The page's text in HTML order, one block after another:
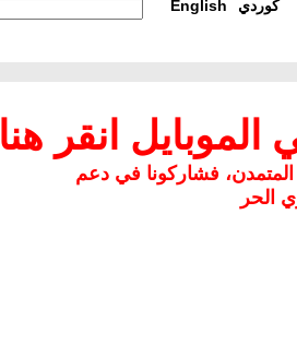
English كوردي
انقر هنا
المتمدن، فشاركونا في دعم
الحر